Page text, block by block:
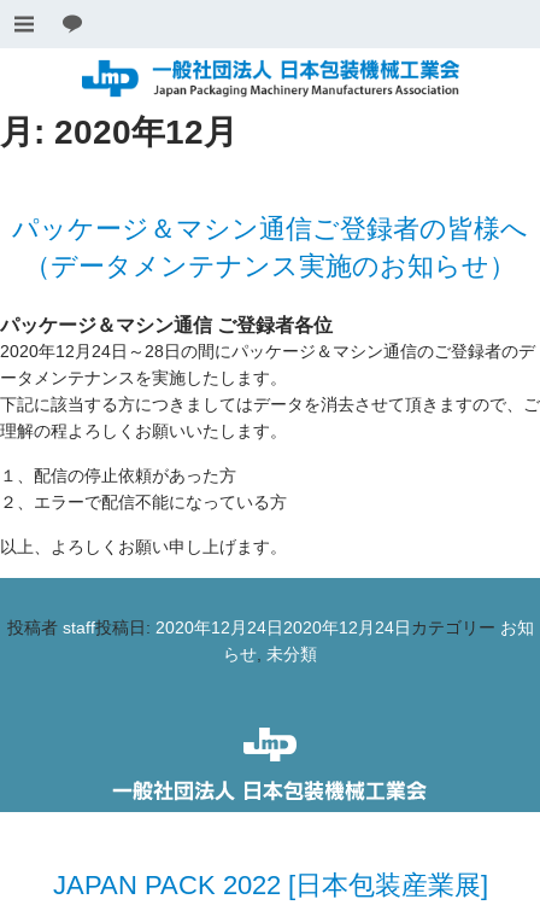
月: 2020年12月
パッケージ＆マシン通信ご登録者の皆様へ
（データメンテナンス実施のお知らせ）
パッケージ＆マシン通信 ご登録者各位
2020年12月24日～28日の間にパッケージ＆マシン通信のご登録者のデ
ータメンテナンスを実施したします。
下記に該当する方につきましてはデータを消去させて頂きますので、ご
理解の程よろしくお願いいたします。
１、配信の停止依頼があった方
２、エラーで配信不能になっている方
以上、よろしくお願い申し上げます。
投稿者 staff投稿日: 2020年12月24日2020年12月24日 カテゴリー お知
らせ 未分類
JAPAN PACK 2022 [日本包装産業展]